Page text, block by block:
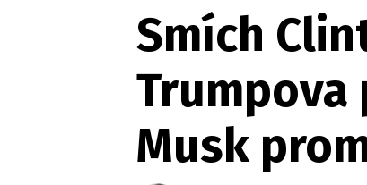
Smích
Musk